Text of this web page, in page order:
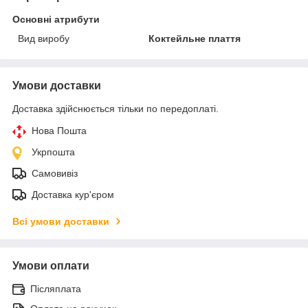
Основні атрибути
Вид виробу
Коктейльне плаття
Умови доставки
Доставка здійснюється тільки по передоплаті.
Нова Пошта
Укрпошта
Самовивіз
Доставка кур'єром
Всі умови доставки
Умови оплати
Післяплата